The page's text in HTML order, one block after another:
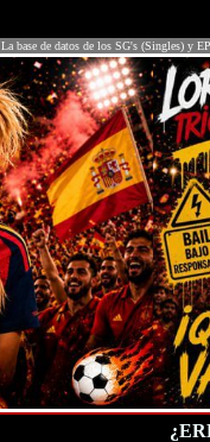
La base de datos de los SG's (Singles) y